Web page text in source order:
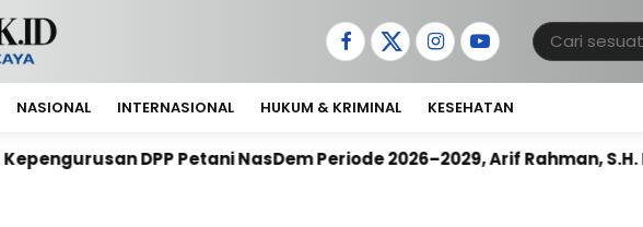
NASIONAL INTERNASIONAL HUKUM & KRIMINAL KESEHATAN
Petani NasDem Periode 2026–2029, Arif Rahman, S.H. Resmi Pimpin